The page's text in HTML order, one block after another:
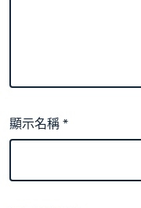
顯示名稱*